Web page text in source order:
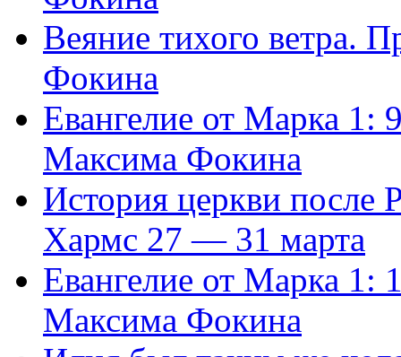
Веяние тихого ветра.
Фокина
Евангелие от Марка 1:
Максима Фокина
История церкви
Хармс 27 — 31 марта
Евангелие от Марка 1:
Максима Фокина